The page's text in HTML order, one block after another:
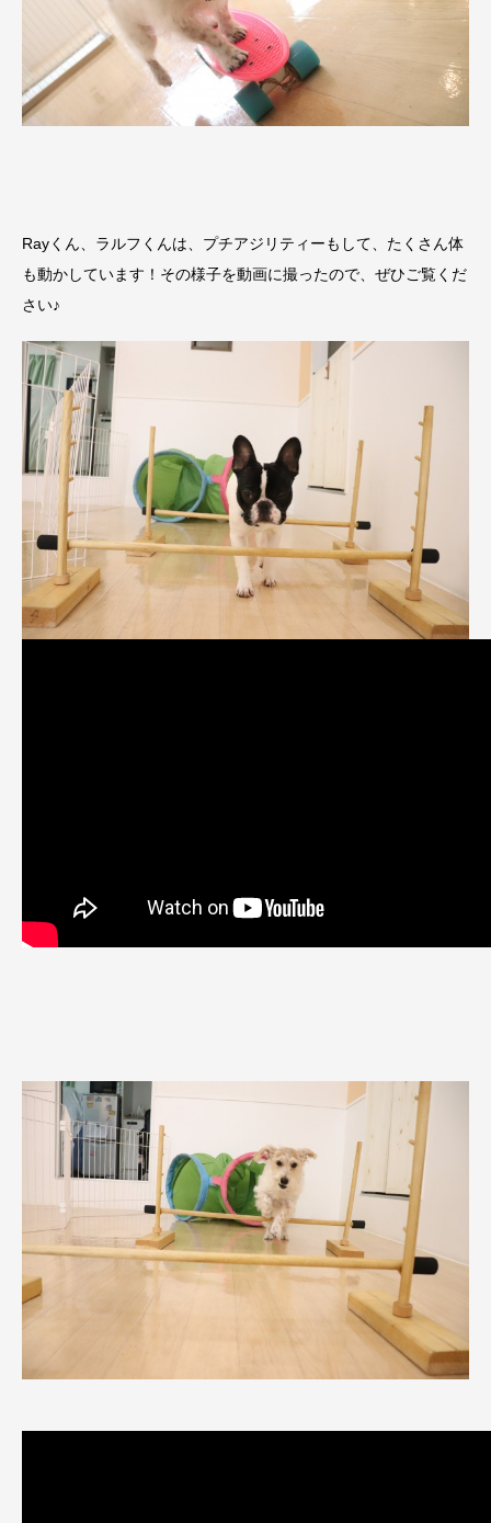
Rayくん、ラルフくんは、プチアジリティーもして、たくさん体
も動かしています！その様子を動画に撮ったので、ぜひご覧くだ
さい♪